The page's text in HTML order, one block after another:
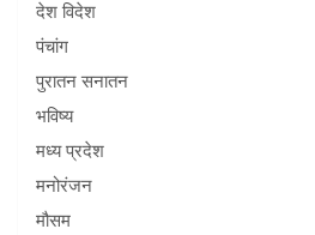
देश विदेश
पंचांग
पुरातन सनातन
भविष्य
मध्य प्रदेश
मनोरंजन
मौसम